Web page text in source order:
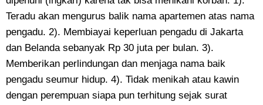
Teradu akan mengurus balik nama apartemen atas nama
pengadu. 2). Membiayai keperluan pengadu di Jakarta
dan Belanda sebanyak Rp 30 juta per bulan. 3).
Memberikan perlindungan dan menjaga nama baik
pengadu seumur hidup. 4). Tidak menikah atau kawin
dengan perempuan siapa pun terhitung sejak surat